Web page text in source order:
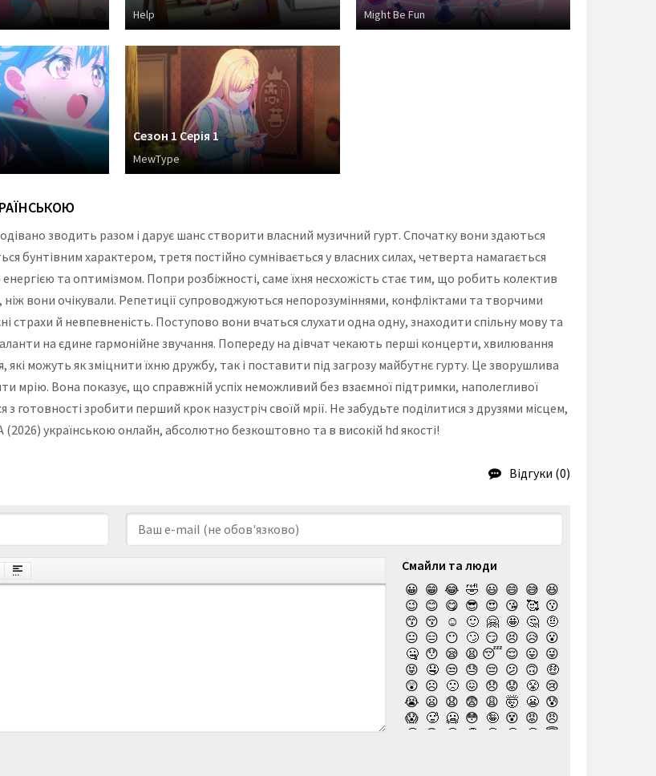
Help Might Be Fun
Сезон 1 Серія 1
MewType
зводить разом і дарує шанс створити власний музичний гурт. Спочатку вони здаються
бунтівним характером, третя постійно сумнівається у власних силах, четверта намагається
та оптимізмом. Попри розбіжності, саме їхня несхожість стає тим, що робить колектив
вони очікували. Репетиції супроводжуються непорозуміннями, конфліктами та творчими
страхи й невпевненість. Поступово вони вчаться слухати одна одну, знаходити спільну мову та
на єдине гармонійне звучання. Попереду на дівчат чекають перші концерти, хвилювання
можуть як зміцнити їхню дружбу, так і поставити під загрозу майбутнє гурту. Це зворушлива
мрію. Вона показує, що справжній успіх неможливий без взаємної підтримки, наполегливої
готовності зробити перший крок назустріч своїй мрії. Не забудьте поділитися з друзями місцем,
(2026) українською онлайн, абсолютно безкоштовно та в високій hd якості!
Відгуки (0)
Смайли та люди
😀 😁 😂 🤣 😃 😄 😅 😆
😉 😊 😋 😎 😍 😘 🥰 😗
😙 😚 ☺️ 🙂 🤗 🤩 🤔 🤨
😐 😑 😶 🙄 😏 😣 😥 😮
🤐 😯 😪 😫 😴 😌 😛 😜
😝 🤤 😒 😓 😔 😕 🙃 🤑
😲 ☹️ 🙁 😖 😞 😟 😤 😢
😭 😦 😧 😨 😩 🤯 😬 😰
😱 🥵 🥶 😳 🤪 😵 😡 😠
🤬
😷 🤒 🤕 🤢 🤮 🤧 😇